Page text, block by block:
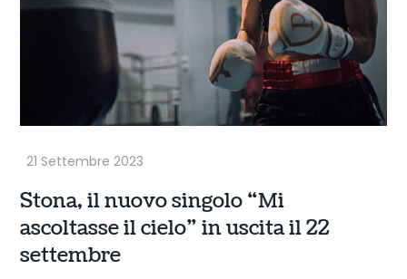
Stona, il nuovo singolo “Mi
ascoltasse il cielo” in uscita il 22
settembre